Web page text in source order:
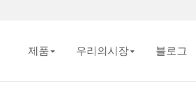
제품 우리의시장 블로그